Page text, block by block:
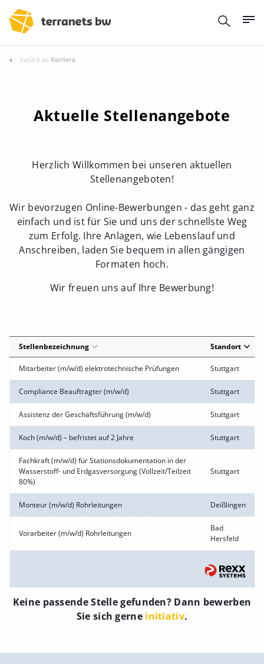
zurück zu Karriere
Aktuelle Stellenangebote
Herzlich Willkommen bei unseren aktuellen
Stellenangeboten!
Wir bevorzugen Online-Bewerbungen - das geht ganz
einfach und ist für Sie und uns der schnellste Weg
zum Erfolg. Ihre Anlagen, wie Lebenslauf und
Anschreiben, laden Sie bequem in allen gängigen
Formaten hoch.
Wir freuen uns auf Ihre Bewerbung!
Stellenbezeichnung Standort
Mitarbeiter (m/w/d) elektrotechnische Prüfungen Stuttgart
Compliance Beauftragter (m/w/d) Stuttgart
Assistenz der Geschäftsführung (m/w/d) Stuttgart
Koch (m/w/d) – befristet auf 2 Jahre Stuttgart
Fachkraft (m/w/d) für Stationsdokumentation in der
Wasserstoff- und Erdgasversorgung (Vollzeit/Teilzeit
80%)
Stuttgart
Monteur (m/w/d) Rohrleitungen Deißlingen
Vorarbeiter (m/w/d) Rohrleitungen
Bad
Hersfeld
Keine passende Stelle gefunden? Dann bewerben
Sie sich gerne initiativ.